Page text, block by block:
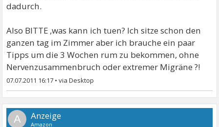
dadurch.
Also BITTE ,was kann ich tuen? Ich sitze schon den
ganzen tag im Zimmer aber ich brauche ein paar
Tipps um die 3 Wochen rum zu bekommen, ohne
Nervenzusammenbruch oder extremer Migräne ?!
07.07.2011 16:17 •
A